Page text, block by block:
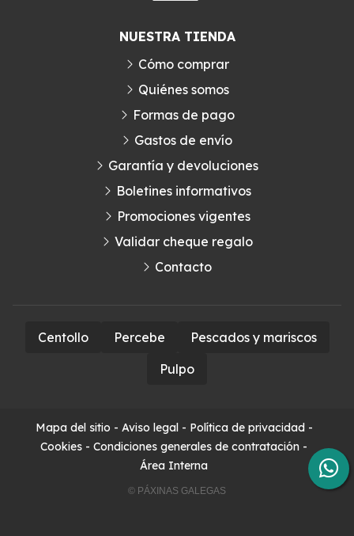
NUESTRA TIENDA
Cómo comprar
Quiénes somos
Formas de pago
Gastos de envío
Garantía y devoluciones
Boletines informativos
Promociones vigentes
Validar cheque regalo
Contacto
Centollo Percebe
Pescados y mariscos
Pulpo
Mapa del sitio - Aviso legal- Política de privacidad-
Cookies - Condiciones generales de contratación -
Área Interna
© PÁXINAS GALEGAS